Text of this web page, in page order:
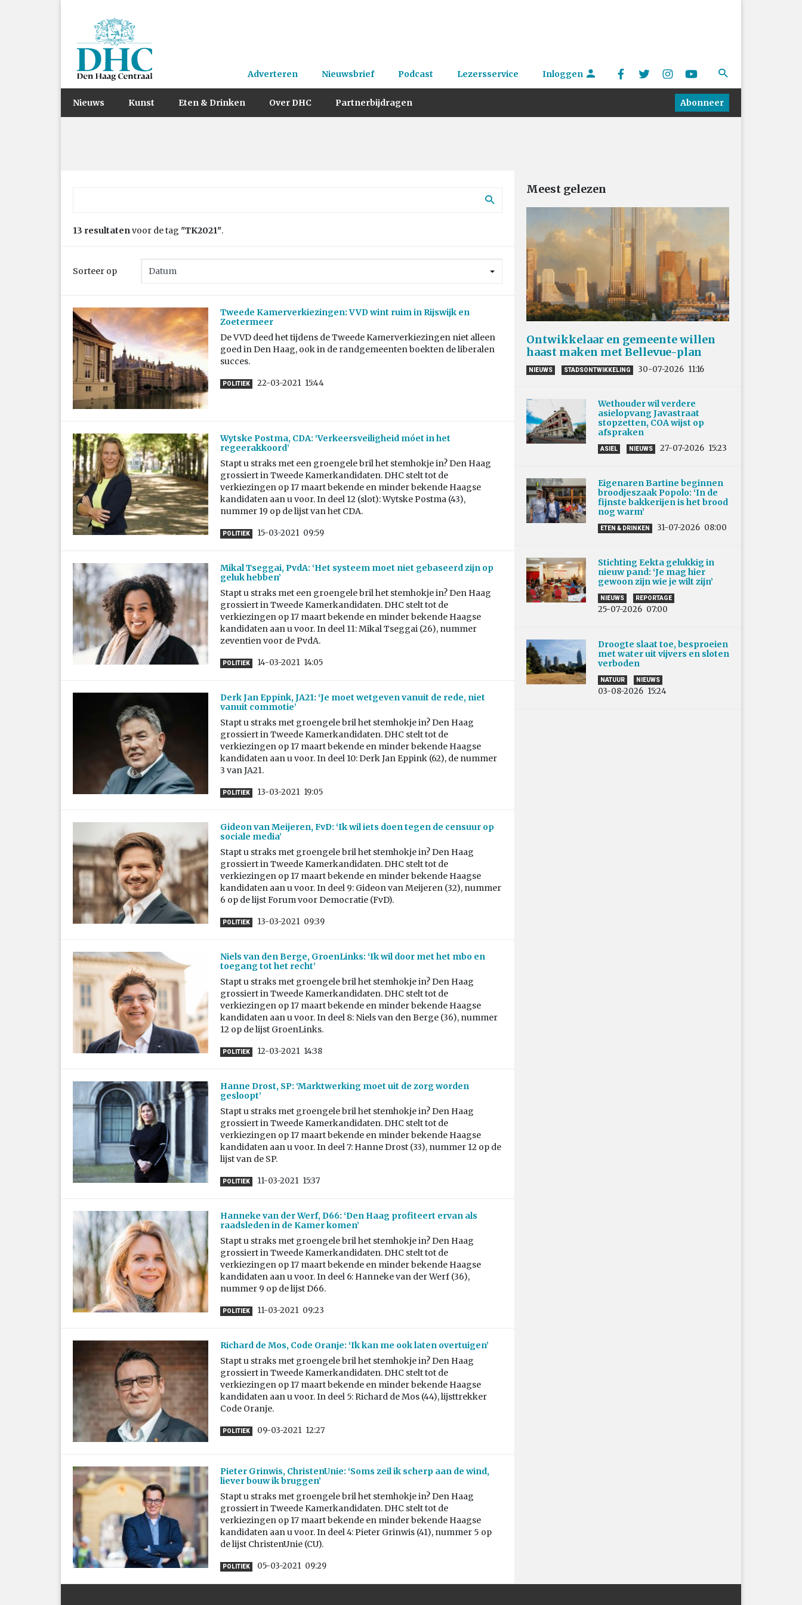
Adverteren Nieuwsbrief Podcast Lezersservice Inloggen
Nieuws Kunst Eten & Drinken Over DHC Partnerbijdragen Abonneer
13 resultatenvoor de tag "TK2021".
Sorteer op
Tweede Kamerverkiezingen: VVD wint ruim in Rijswijk en
Zoetermeer
De VVD deed het tijdens de Tweede Kamerverkiezingen niet alleen
goed in Den Haag, ook in de randgemeenten boekten de liberalen
succes.
POLITIEK 22-03-2021 15:44
Wytske Postma, CDA: ‘Verkeersveiligheid móet in het
regeerakkoord’
Stapt u straks met een groengele bril het stemhokje in? Den Haag
grossiert in Tweede Kamerkandidaten. DHC stelt tot de
verkiezingen op 17 maart bekende en minder bekende Haagse
kandidaten aan u voor. In deel 12 (slot): Wytske Postma (43),
nummer 19 op de lijst van het CDA.
POLITIEK 15-03-2021 09:59
Mikal Tseggai, PvdA: ‘Het systeem moet niet gebaseerd zijn op
geluk hebben’
Stapt u straks met een groengele bril het stemhokje in? Den Haag
grossiert in Tweede Kamerkandidaten. DHC stelt tot de
verkiezingen op 17 maart bekende en minder bekende Haagse
kandidaten aan u voor. In deel 11: Mikal Tseggai (26), nummer
zeventien voor de PvdA.
POLITIEK 14-03-2021 14:05
Derk Jan Eppink, JA21: ‘Je moet wetgeven vanuit de rede, niet
vanuit commotie’
Stapt u straks met groengele bril het stemhokje in? Den Haag
grossiert in Tweede Kamerkandidaten. DHC stelt tot de
verkiezingen op 17 maart bekende en minder bekende Haagse
kandidaten aan u voor. In deel 10: Derk Jan Eppink (62), de nummer
3 van JA21.
POLITIEK 13-03-2021 19:05
Gideon van Meijeren, FvD: ‘Ik wil iets doen tegen de censuur op
sociale media’
Stapt u straks met groengele bril het stemhokje in? Den Haag
grossiert in Tweede Kamerkandidaten. DHC stelt tot de
verkiezingen op 17 maart bekende en minder bekende Haagse
kandidaten aan u voor. In deel 9: Gideon van Meijeren (32), nummer
6 op de lijst Forum voor Democratie (FvD).
POLITIEK 13-03-2021 09:39
Niels van den Berge, GroenLinks: ‘Ik wil door met het mbo en
toegang tot het recht’
Stapt u straks met groengele bril het stemhokje in? Den Haag
grossiert in Tweede Kamerkandidaten. DHC stelt tot de
verkiezingen op 17 maart bekende en minder bekende Haagse
kandidaten aan u voor. In deel 8: Niels van den Berge (36), nummer
12 op de lijst GroenLinks.
POLITIEK 12-03-2021 14:38
Hanne Drost, SP: ‘Marktwerking moet uit de zorg worden
gesloopt’
Stapt u straks met groengele bril het stemhokje in? Den Haag
grossiert in Tweede Kamerkandidaten. DHC stelt tot de
verkiezingen op 17 maart bekende en minder bekende Haagse
kandidaten aan u voor. In deel 7: Hanne Drost (33), nummer 12 op de
lijst van de SP.
POLITIEK 11-03-2021 15:37
Hanneke van der Werf, D66: ‘Den Haag profiteert ervan als
raadsleden in de Kamer komen’
Stapt u straks met groengele bril het stemhokje in? Den Haag
grossiert in Tweede Kamerkandidaten. DHC stelt tot de
verkiezingen op 17 maart bekende en minder bekende Haagse
kandidaten aan u voor. In deel 6: Hanneke van der Werf (36),
nummer 9 op de lijst D66.
POLITIEK 11-03-2021 09:23
Richard de Mos, Code Oranje: ‘Ik kan me ook laten overtuigen’
Stapt u straks met groengele bril het stemhokje in? Den Haag
grossiert in Tweede Kamerkandidaten. DHC stelt tot de
verkiezingen op 17 maart bekende en minder bekende Haagse
kandidaten aan u voor. In deel 5: Richard de Mos (44), lijsttrekker
Code Oranje.
POLITIEK 09-03-2021 12:27
Pieter Grinwis, ChristenUnie: ‘Soms zeil ik scherp aan de wind,
liever bouw ik bruggen’
Stapt u straks met groengele bril het stemhokje in? Den Haag
grossiert in Tweede Kamerkandidaten. DHC stelt tot de
verkiezingen op 17 maart bekende en minder bekende Haagse
kandidaten aan u voor. In deel 4: Pieter Grinwis (41), nummer 5 op
de lijst ChristenUnie (CU).
POLITIEK 05-03-2021 09:29
Meest gelezen
Ontwikkelaar en gemeente willen
haast maken met Bellevue-plan
NIEUWS STADSONTWIKKELING 30-07-2026 11:16
Wethouder wil verdere
asielopvang Javastraat
stopzetten, COA wijst op
afspraken
ASIEL NIEUWS 27-07-2026 15:23
Eigenaren Bartine beginnen
broodjeszaak Popolo: ‘In de
fijnste bakkerijen is het brood
nog warm’
ETEN & DRINKEN 31-07-2026 08:00
Stichting Eekta gelukkig in
nieuw pand: ‘Je mag hier
gewoon zijn wie je wilt zijn’
NIEUWS REPORTAGE
25-07-2026 07:00
Droogte slaat toe, besproeien
met water uit vijvers en sloten
verboden
NATUUR NIEUWS
03-08-2026 15:24